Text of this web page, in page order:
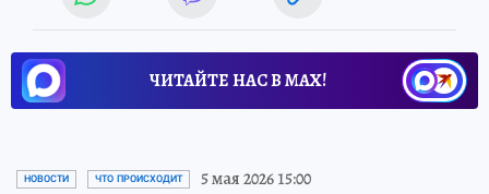
ЧИТАЙТЕ НАС В МАХ!
НОВОСТИ ЧТО ПРОИСХОДИТ 5 мая 2026 15:00